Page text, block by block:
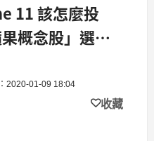
11 該怎麼投
概念股」選股
2020-01-09 18:04
收藏